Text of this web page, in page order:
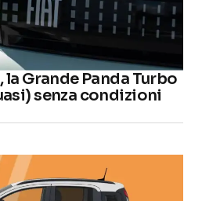
Grande Panda Turbo
senza condizioni